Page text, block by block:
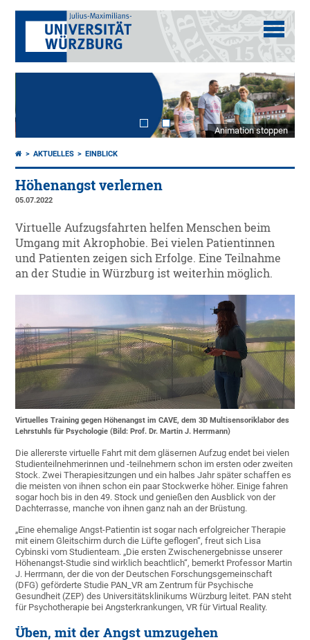
Animation stoppen
AKTUELLES EINBLICK
Höhenangst verlernen
05.07.2022
Virtuelle Aufzugsfahrten helfen Menschen beim
Umgang mit Akrophobie. Bei vielen Patientinnen
und Patienten zeigen sich Erfolge. Eine Teilnahme
an der Studie in Würzburg ist weiterhin möglich.
Virtuelles Training gegen Höhenangst im CAVE, dem 3D Multisensoriklabor des
Lehrstuhls für Psychologie (Bild: Prof. Dr. Martin J. Herrmann)
Die allererste virtuelle Fahrt mit dem gläsernen Aufzug endet bei vielen
Studienteilnehmerinnen und -teilnehmern schon im ersten oder zweiten
Stock. Zwei Therapiesitzungen und ein halbes Jahr später schaffen es
die meisten von ihnen schon ein paar Stockwerke höher. Einige fahren
sogar hoch bis in den 49. Stock und genießen den Ausblick von der
Dachterrasse, manche von ihnen ganz nah an der Brüstung.
„Eine ehemalige Angst-Patientin ist sogar nach erfolgreicher Therapie
mit einem Gleitschirm durch die Lüfte geflogen“, freut sich Lisa
Cybinski vom Studienteam. „Die ersten Zwischenergebnisse unserer
Höhenangst-Studie sind wirklich beachtlich“, bemerkt Professor Martin
J. Herrmann, der die von der Deutschen Forschungsgemeinschaft
(DFG) geförderte Studie PAN_VR am Zentrum für Psychische
Gesundheit (ZEP) des Universitätsklinikums Würzburg leitet. PAN steht
für Psychotherapie bei Angsterkrankungen, VR für Virtual Reality.
Üben, mit der Angst umzugehen